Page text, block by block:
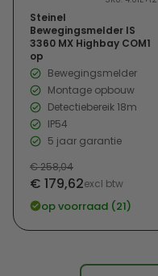
Steinel
Bewegingsmelder IS
3360 MX Highbay COM1
op
Bewegingsmelder
Montage opbouw
Detectiebereik 18m
IP54
5 jaar garantie
Verkoopprijs
Normale
prijs
€ 258,04
€ 179,62excl btw
op voorraad (21)